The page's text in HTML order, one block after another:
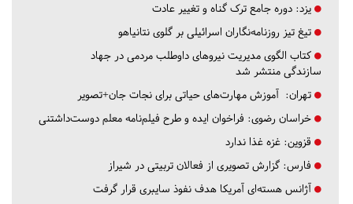
یزد: دوره جامع ترک گناه و تغییر عادت
تیغ تیز روزنامه‌نگاران اسرائیلی بر گلوی نتانیاهو
کتاب الگوی مدیریت نیروهای داوطلب مردمی در جهاد
سازندگی منتشر شد
تهران: آموزش مهارت‌های حیاتی برای نجات جان+تصویر
خراسان رضوی: فراخوان ایده و طرح فیلم‌نامه معلم دوست‌داشتنی
قزوین: غزه غذا ندارد
فارس: گزارش تصویری از فعالان تربیتی در شیراز
آژانس هسته‌ای آمریکا هدف نفوذ سایبری قرار گرفت